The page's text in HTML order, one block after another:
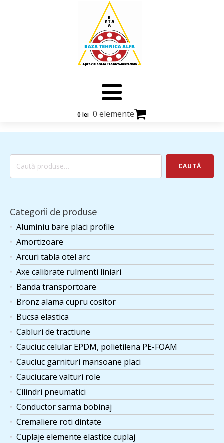
0 lei 0 elemente
Caută
CAUTĂ
Categorii de produse
Aluminiu bare placi profile
Amortizoare
Arcuri tabla otel arc
Axe calibrate rulmenti liniari
Banda transportoare
Bronz alama cupru cositor
Bucsa elastica
Cabluri de tractiune
Cauciuc celular EPDM, polietilena PE-FOAM
Cauciuc garnituri mansoane placi
Cauciucare valturi role
Cilindri pneumatici
Conductor sarma bobinaj
Cremaliere roti dintate
Cuplaje elemente elastice cuplaj